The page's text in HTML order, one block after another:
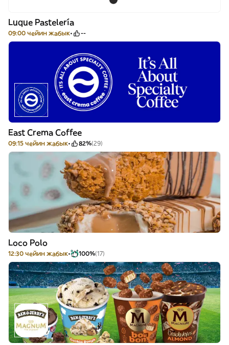
Luque Pastelería
09:00 чейин жабык --
East Crema Coffee
09:15 чейин жабык 82%(29)
Loco Polo
12:30 чейин жабык 100%(17)